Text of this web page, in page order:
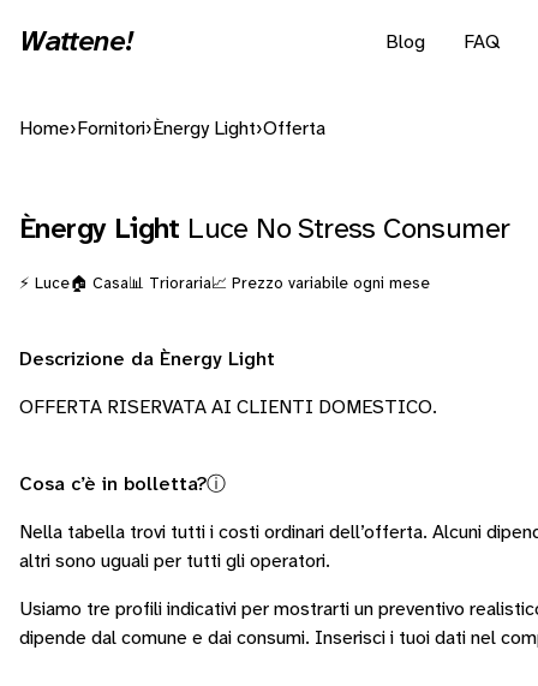
Wattene! Blog FAQ
Home› Fornitori› Ènergy Light›Offerta
Ènergy Light Luce No Stress Consumer
⚡ Luce🏠 Casa📊 Trioraria📈 Prezzo variabile ogni mese
Descrizione da Ènergy Light
OFFERTA RISERVATA AI CLIENTI DOMESTICO.
Cosa c’è in bolletta?ⓘ
Nella tabella trovi tutti i costi ordinari dell’offerta. Alcuni
altri sono uguali per tutti gli operatori.
Usiamo tre profili indicativi per mostrarti un preventivo
dipende dal comune e dai consumi. Inserisci i tuoi dati nel